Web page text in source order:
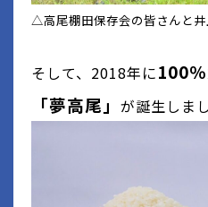
△高尾棚田保存会の皆さんと
そして、2018年に100
「夢高尾」 が誕生しま